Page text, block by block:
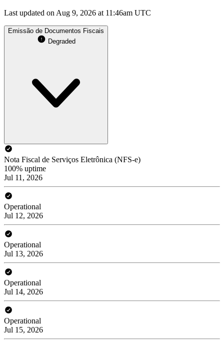
Last updated on Aug 9, 2026 at 11:46am UTC
Emissão de Documentos Fiscais
Degraded
Nota Fiscal de Serviços Eletrônica (NFS-e)
100% uptime
Jul 11, 2026
Operational
Jul 12, 2026
Operational
Jul 13, 2026
Operational
Jul 14, 2026
Operational
Jul 15, 2026